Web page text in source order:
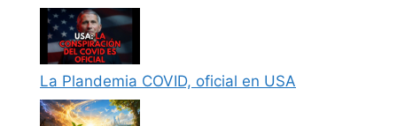
La Plandemia COVID, oficial en USA